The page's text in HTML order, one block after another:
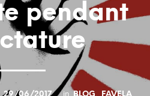
pendant
29/06/2017 in BLOG FAVELA